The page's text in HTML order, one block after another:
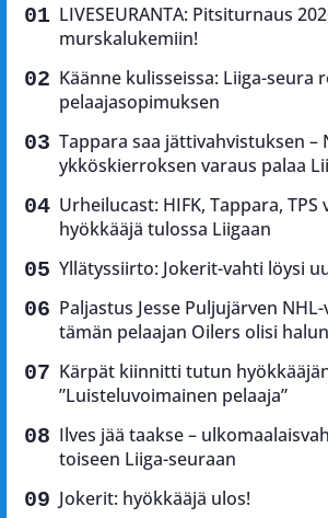
LIVESEURANTA: Pitsiturnaus
murskalukemiin!
Käänne kulisseissa: Liiga-seura
pelaajasopimuksen
Tappara saa jättivahvistuksen –
ykköskierroksen varaus palaa
Urheilucast: HIFK, Tappara, TPS
hyökkääjä tulossa Liigaan
Yllätyssiirto: Jokerit-vahti löysi
Paljastus Jesse Puljujärven
tämän pelaajan Oilers olisi
Kärpät kiinnitti tutun
”Luisteluvoimainen pelaaja”
Ilves jää taakse –
toiseen Liiga-seuraan
Jokerit: hyökkääjä ulos!